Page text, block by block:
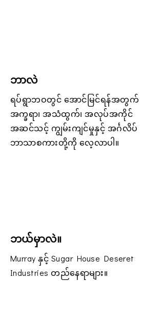
ဘာလဲ
ရပ်ရွာဘဝတွင် အောင်မြင်ရန်အတွက်
အက္ခရာ၊ အသံထွက်၊ အလုပ်အကိုင်
အဆင်သင့် ကျွမ်းကျင်မှုနှင့် အင်္ဂလိပ်
ဘာသာစကားတို့ကို လေ့လာပါ။
ဘယ်မှာလဲ။
Murray နှင့် Sugar House Deseret
Industries တည်နေရာများ။